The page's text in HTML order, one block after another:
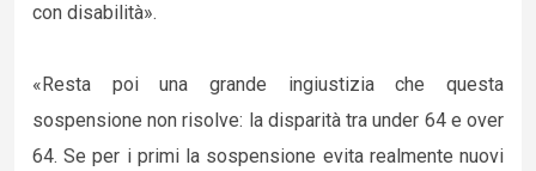
con disabilità».
«Resta poi una grande ingiustizia che questa
sospensione non risolve: la disparità tra under 64 e over
64. Se per i primi la sospensione evita realmente nuovi